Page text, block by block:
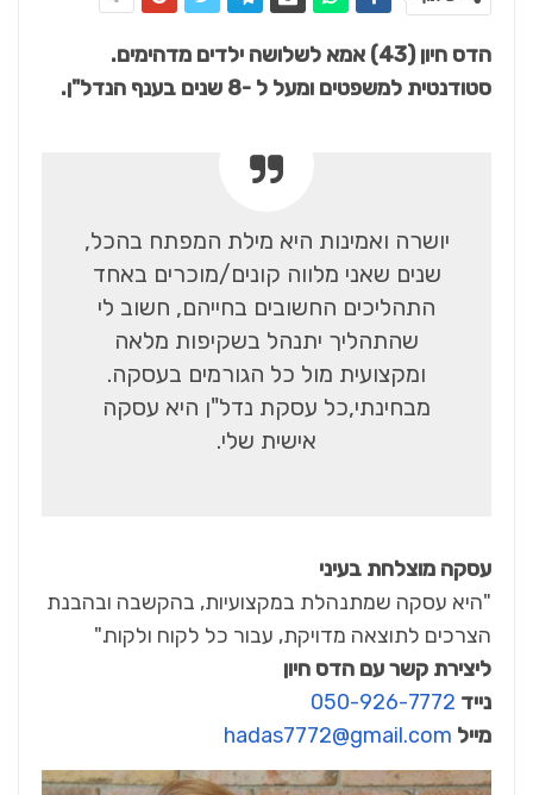
הדס חיון (43) אמא לשלושה ילדים מדהימים.
סטודנטית למשפטים ומעל ל -8 שנים בענף הנדל"ן.
יושרה ואמינות היא מילת המפתח בהכל,
שנים שאני מלווה קונים/מוכרים באחד
התהליכים החשובים בחייהם, חשוב לי
שהתהליך יתנהל בשקיפות מלאה
ומקצועית מול כל הגורמים בעסקה.
מבחינתי,כל עסקת נדל"ן היא עסקה
אישית שלי.
עסקה מוצלחת בעיני
"היא עסקה שמתנהלת במקצועיות, בהקשבה ובהבנת
הצרכים לתוצאה מדויקת, עבור כל לקוח ולקוח."
ליצירת קשר עם הדס חיון
נייד 050-926-7772
מייל hadas7772@gmail.com